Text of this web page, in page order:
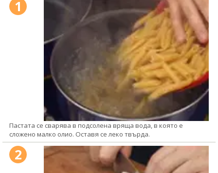
1
Пастата се сварява в подсолена вряща вода, в която е
сложено малко олио. Оставя се леко твърда.
2